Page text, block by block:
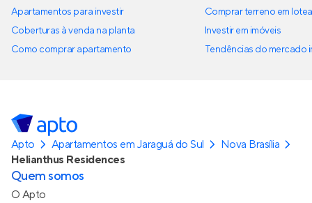
Apartamentos para investir
Coberturas à venda na planta
Como comprar apartamento
Comprar terreno em
Investir em imóveis
Tendências do mercado
Apto Apartamentos em Jaraguá do Sul
Nova Brasília
Helianthus Residences
Quem somos
O Apto